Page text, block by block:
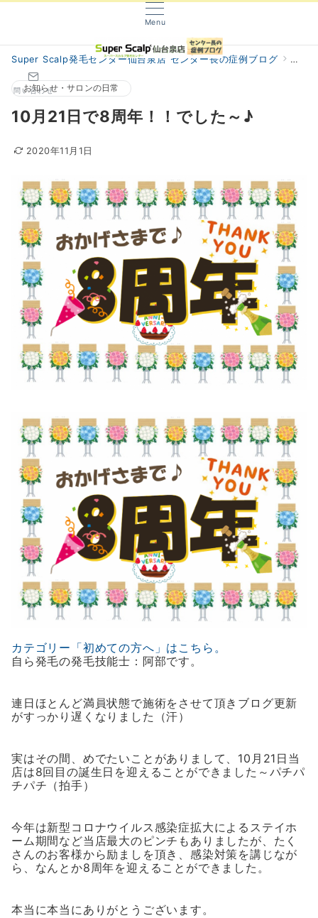
Menu
問い合わせ
Super Scalp発毛センター仙台泉店 センター長の症例ブログ 阿部
お知らせ・サロンの日常
10月21日で8周年！！でした～♪
2020年11月1日
カテゴリー「初めての方へ」はこちら。
自ら発毛の発毛技能士：阿部です。
連日ほとんど満員状態で施術をさせて頂きブログ更新
がすっかり遅くなりました（汗）
実はその間、めでたいことがありまして、10月21日当
店は8回目の誕生日を迎えることができました～パチパ
チパチ（拍手）
今年は新型コロナウイルス感染症拡大によるステイホ
ーム期間など当店最大のピンチもありましたが、たく
さんのお客様から励ましを頂き、感染対策を講じなが
ら、なんとか8周年を迎えることができました。
本当に本当にありがとうございます。